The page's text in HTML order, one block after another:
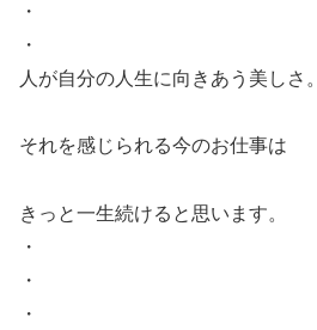
・
・
人が自分の人生に向きあう美しさ。
それを感じられる今のお仕事は
きっと一生続けると思います。
・
・
・